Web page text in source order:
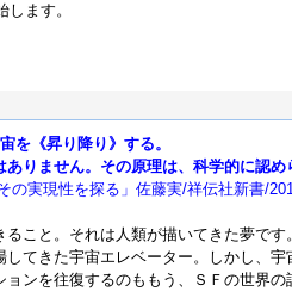
ます。
《昇り降り》する。
ありません。その原理は、科学的に認
の実現性を探る」佐藤実/祥伝社新書/
ること。それは人類が描いてきた夢で
してきた宇宙エレベーター。しかし、
ョンを往復するのももう、ＳＦの世界の